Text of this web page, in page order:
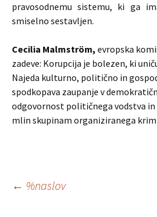
pravosodnemu sistemu, ki ga
smiselno sestavljen.
Cecilia Malmström, evropska
zadeve: Korupcija je bolezen, ki
Najeda kulturno, politično in
spodkopava zaupanje v
odgovornost političnega vodstva in
mlin skupinam organiziranega
Krmarjenje
← %naslov